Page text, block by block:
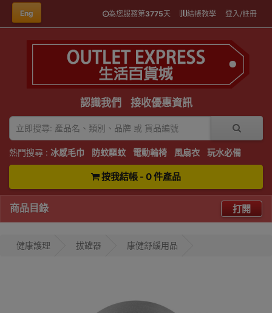
Eng 為您服務第3775天 結帳教學 登入/註冊
認識我們 接收優惠資訊
熱門搜尋 : 冰感毛巾 防蚊驅蚊 電動輪椅 風扇衣 玩水必備
按我結帳 - 0 件產品
商品目錄 打開
健康護理 拔罐器 康健舒緩用品